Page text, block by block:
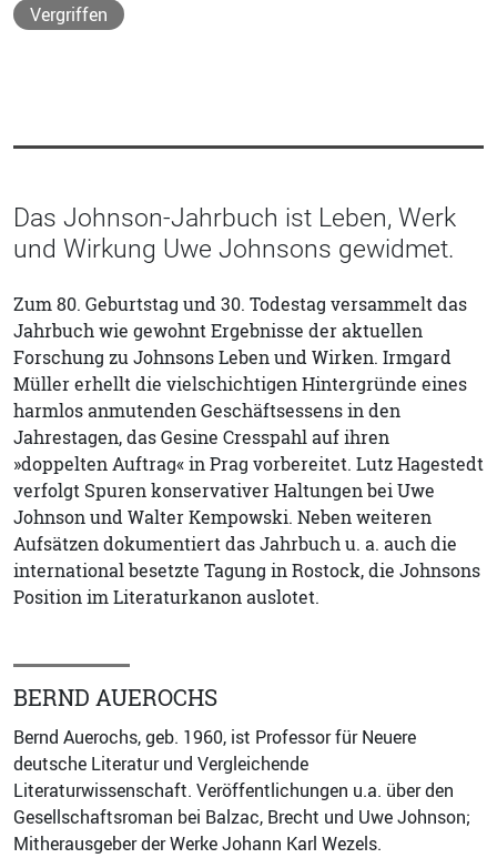
Vergriffen
Das Johnson-Jahrbuch ist Leben, Werk
und Wirkung Uwe Johnsons gewidmet.
Zum 80. Geburtstag und 30. Todestag versammelt das
Jahrbuch wie gewohnt Ergebnisse der aktuellen
Forschung zu Johnsons Leben und Wirken. Irmgard
Müller erhellt die vielschichtigen Hintergründe eines
harmlos anmutenden Geschäftsessens in den
Jahrestagen, das Gesine Cresspahl auf ihren
»doppelten Auftrag« in Prag vorbereitet. Lutz Hagestedt
verfolgt Spuren konservativer Haltungen bei Uwe
Johnson und Walter Kempowski. Neben weiteren
Aufsätzen dokumentiert das Jahrbuch u. a. auch die
international besetzte Tagung in Rostock, die Johnsons
Position im Literaturkanon auslotet.
BERND AUEROCHS
Bernd Auerochs, geb. 1960, ist Professor für Neuere
deutsche Literatur und Vergleichende
Literaturwissenschaft. Veröffentlichungen u.a. über den
Gesellschaftsroman bei Balzac, Brecht und Uwe Johnson;
Mitherausgeber der Werke Johann Karl Wezels.